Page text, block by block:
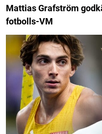
Mattias Grafström
fotbolls-VM